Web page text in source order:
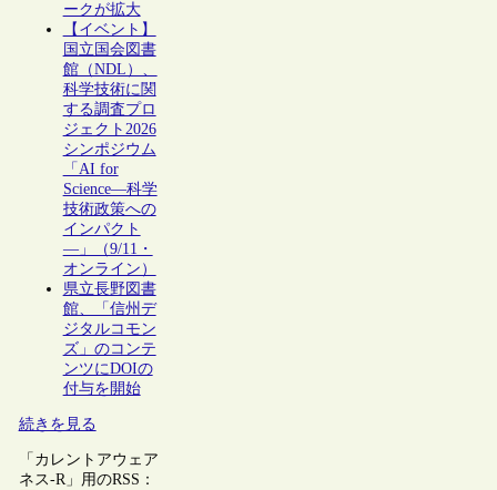
ークが拡大
【イベント】
国立国会図書
館（NDL）、
科学技術に関
する調査プロ
ジェクト2026
シンポジウム
「AI for
Science―科学
技術政策への
インパクト
―」（9/11・
オンライン）
県立長野図書
館、「信州デ
ジタルコモン
ズ」のコンテ
ンツにDOIの
付与を開始
続きを見る
「カレントアウェア
ネス-R」用のRSS：